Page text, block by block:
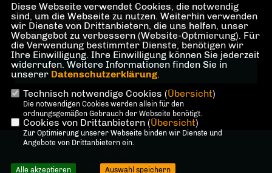
Anti-Roboter-Verifizierung
Hier klicken
FriendlyCaptcha ⇗
* Pflichtfeld!
@2026 CDU-Fraktion in der BVV
Alle Rechte vorbehalten.
Diese Webseite verwendet Cookies, die notwendig
sind, um die Webseite zu nutzen. Weiterhin verwenden
wir Dienste von Drittanbietern, die uns helfen, unser
Webangebot zu verbessern (Website-Optmierung). Für
die Verwendung bestimmter Dienste, benötigen wir
Ihre Einwilligung. Ihre Einwilligung können Sie jederzeit
widerrufen. Weitere Informationen finden Sie in
unserer Datenschutzerklärung.
Technisch notwendige Cookies (Übersicht)
Die notwendigen Cookies werden allein für den
ordnungsgemäßen Gebrauch der Webseite benötigt.
Cookies von Drittanbietern (Übersicht)
Zur Optimierung unserer Webseite binden wir Dienste und
Angebote von Drittanbietern ein.
Alle akzeptieren Auswahl speichern